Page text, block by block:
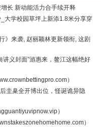
长 新动能活力合手续开释
大学校园草坪上新添1.8米分享穿
》来袭, 赵丽颖林更新领衔, 这剧
讲义封面”游惠来，鳌江这幅绝好
）
圭臬全开博出位，怪诞诡异隐
）
）